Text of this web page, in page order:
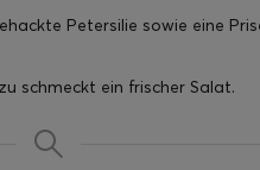
Petersilie sowie eine
schmeckt ein frischer Salat.